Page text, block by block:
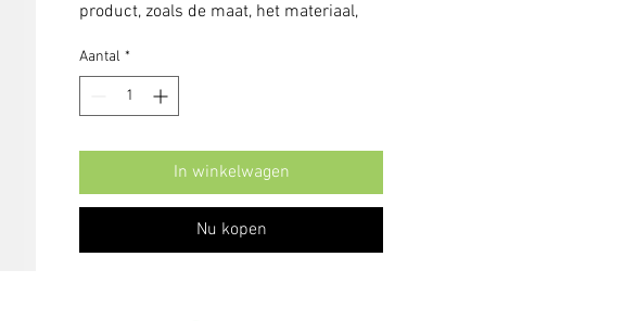
product, zoals de maat, het materiaal,
Aantal *
In winkelwagen
Nu kopen